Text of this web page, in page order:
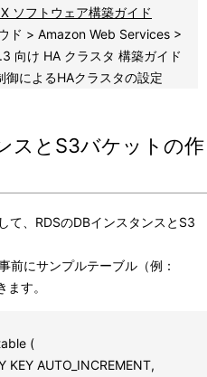
ソフトウェア構築ガイド
ド > Amazon Web Services >
向け HA クラスタ 構築ガイド
によるHAクラスタの設定
スとS3バケットの作
て、RDSのDBインスタンスとS3
前にサンプルテーブル（例：
す。
(
KEY AUTO_INCREMENT,